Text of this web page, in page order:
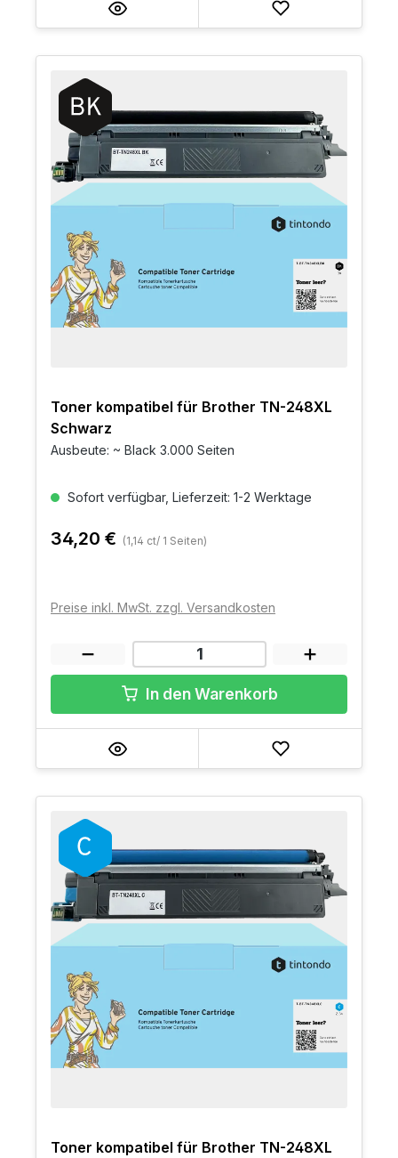
Toner kompatibel für Brother TN-248XL
Schwarz
Ausbeute: ~ Black 3.000 Seiten
Sofort verfügbar, Lieferzeit: 1-2 Werktage
34,20 € (1,14 ct/ 1 Seiten)
Preise inkl. MwSt. zzgl. Versandkosten
In den Warenkorb
Toner kompatibel für Brother TN-248XL